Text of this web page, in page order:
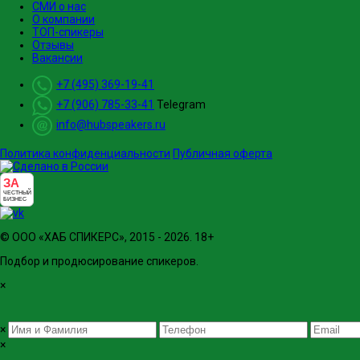
СМИ о нас
О компании
ТОП-спикеры
Отзывы
Вакансии
+7 (495) 369-19-41
+7 (906) 785-33-41 Telegram
info@hubspeakers.ru
Политика конфиденциальности Публичная оферта
ЗА
ЧЕСТНЫЙ
БИЗНЕС
© ООО «ХАБ СПИКЕРС», 2015 - 2026. 18+
Подбор и продюсирование спикеров.
×
×
×